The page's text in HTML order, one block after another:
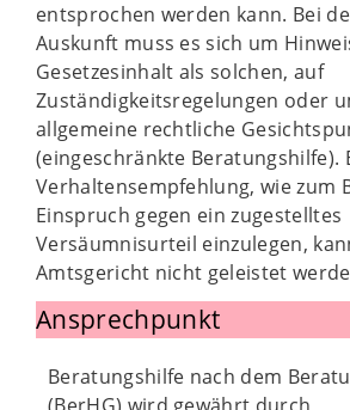
entsprochen werden kann. Bei
Auskunft muss es sich um
Gesetzesinhalt als solchen, auf
Zuständigkeitsregelungen oder
allgemeine rechtliche
(eingeschränkte Beratungshilfe).
Verhaltensempfehlung, wie zum
Einspruch gegen ein zugestelltes
Versäumnisurteil einzulegen,
Amtsgericht nicht geleistet
Ansprechpunkt
Beratungshilfe nach dem